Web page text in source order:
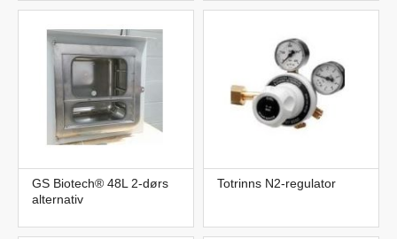
GS Biotech® 48L 2-dørs
alternativ
Totrinns N2-regulator